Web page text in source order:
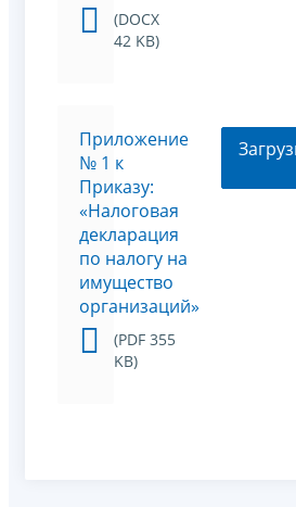
(DOCX
42 KB)
Приложение
№ 1 к
Приказу:
«Налоговая
декларация
по налогу на
имущество
организаций»
(PDF 355
KB)